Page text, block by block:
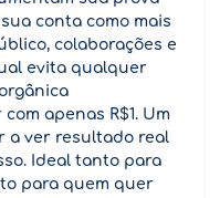
conta como mais
colaborações e
evita qualquer
apenas R$1. Um
a ver resultado real
Ideal tanto para
para quem quer